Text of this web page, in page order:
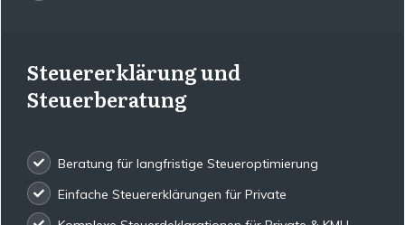
Steuererklärung und
Steuerberatung
Beratung für langfristige Steueroptimierung
Einfache Steuererklärungen für Private